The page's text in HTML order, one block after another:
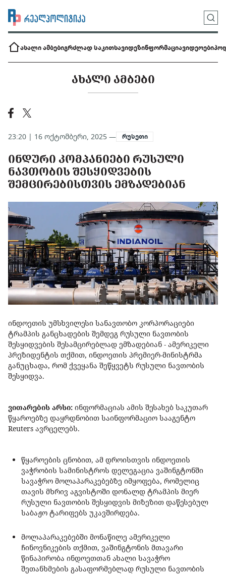
ახალი ამბებიგრძლად საკითხავიდეზინფორმაციავიდეოები
ᲐᲮᲐᲚᲘ ᲐᲛᲑᲔᲑᲘ
23:20 | 16 ოქტომბერი, 2025 — რუსეთი
ᲘᲜᲓᲣᲠᲘ ᲙᲝᲛᲞᲐᲜᲘᲔᲑᲘ ᲠᲣᲡᲣᲚᲘ
ᲜᲐᲕᲗᲝᲑᲘᲡ ᲨᲔᲡᲧᲘᲓᲕᲔᲑᲘᲡ
ᲨᲔᲛᲪᲘᲠᲔᲑᲘᲡᲗᲕᲘᲡ ᲔᲛᲖᲐᲓᲔᲑᲘᲐᲜ
ინდოეთის უმსხვილესი სანავთობო კორპორაციები
ტრამპის განცხადების შემდეგ რუსული ნავთობის
შესყიდვების შესამცირებლად ემზადებიან - ამერიკელი
პრეზიდენტის თქმით, ინდოეთის პრემიერ-მინისტრმა
განუცხადა, რომ ქვეყანა შეწყვეტს რუსული ნავთობის
შესყიდვა.
ვითარების არსი: ინფორმაციას ამის შესახებ საკუთარ
წყაროებზე დაყრდნობით საინფორმაციო სააგენტო
Reuters ავრცელებს.
წყაროების ცნობით, ამ დროისთვის ინდოეთის
ვაჭრობის სამინისტროს დელეგაცია ვაშინგტონში
სავაჭრო მოლაპარაკებებზე იმყოფება, რომელიც
თავის მხრივ აგვისტოში დონალდ ტრამპის მიერ
რუსული ნავთობის შესყიდვის მიზეზით დაწესებულ
საბაჟო ტარიფებს უკავშირდება.
მოლაპარაკებებში მონაწილე ამერიკელი
ჩინოვნიკების თქმით, ვაშინგტონის მთავარი
წინაპირობა ინდოეთთან ახალი სავაჭრო
შეთანხმების გასაფორმებლად რუსული ნავთობის